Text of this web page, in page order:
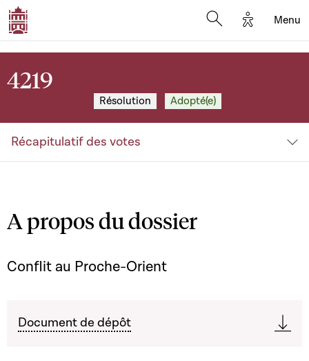
Options
Menu
4219
Résolution Adopté(e)
Récapitulatif des votes
A propos du dossier
Conflit au Proche-Orient
Document de dépôt